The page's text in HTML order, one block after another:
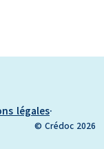
légales·
© Crédoc 2026